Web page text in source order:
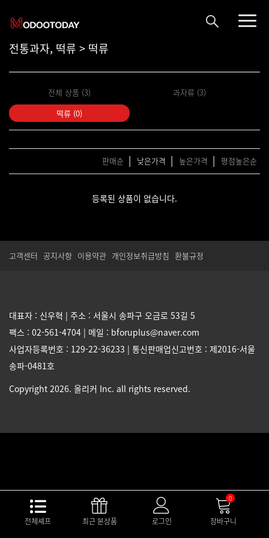
전체셰프 최근 본상품 로그인
0
장바구니
전통과자, 떡류 > 떡류
전체 상품 (3)
과자류 (3)
떡류 (0)
판매순 | 낮은가격 | 높은가격 | 평점높은순
등록된 상품이 없습니다.
고객센터 공지사항 이용약관 개인정보취급방침 환불규정
대표자 : 신우혁 | 주소 : 서울시 송파구 오금로 53길 5
팩스 : 02-561-4704 | 메일 : bforuplus@naver.com
사업자등록번호 : 129-22-36233 | 통신판매업신고번호 : 제2016-서울
송파-0481호
Copyright 2026. 올리커 Inc. all rights reserved.